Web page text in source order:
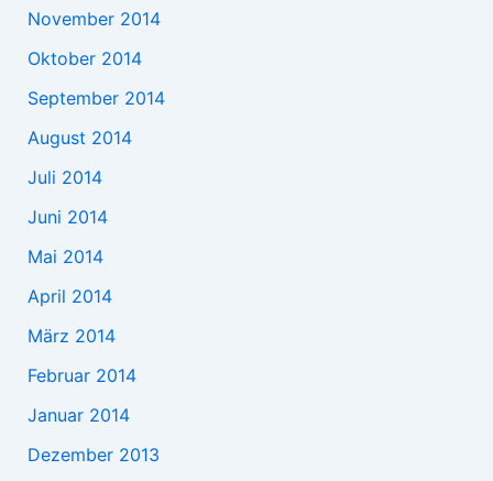
November 2014
Oktober 2014
September 2014
August 2014
Juli 2014
Juni 2014
Mai 2014
April 2014
März 2014
Februar 2014
Januar 2014
Dezember 2013